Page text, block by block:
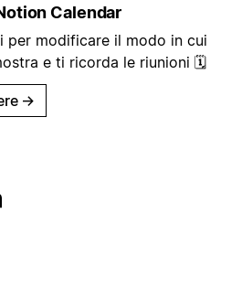
Calendar
per modificare il modo in cui
e ti ricorda le riunioni 🗓️
→